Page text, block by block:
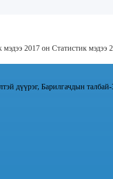
мэдээ 2017 он Статистик мэдээ
дүүрэг, Барилгачдын